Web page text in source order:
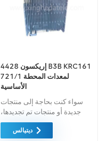
إريكسون 4428 B3B KRC161
721/1 لمعدات المحطة
الأساسية
سواء كنت بحاجة إلى منتجات
جديدة أو منتجات تم تجديدها،
فإن الضمان الشامل هو المعيار
القياسي. فنحن نشتري فقط
ديتيالس